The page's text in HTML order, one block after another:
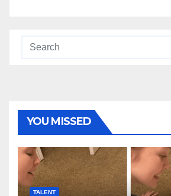
YOU MISSED
TALENT